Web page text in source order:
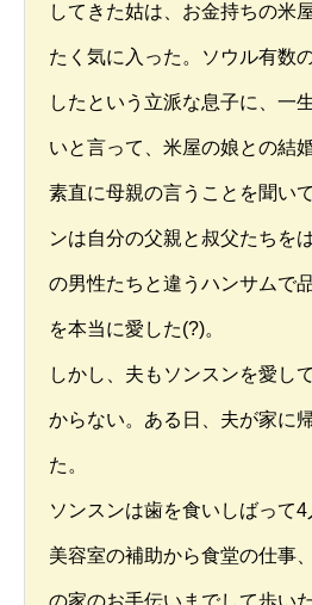
してきた姑は、お金持ちの米
たく気に入った。ソウル有数
したという立派な息子に、一
いと言って、米屋の娘との結
素直に母親の言うことを聞い
ンは自分の父親と叔父たちを
の男性たちと違うハンサムで
を本当に愛した(?)。
しかし、夫もソンスンを愛し
からない。ある日、夫が家に
た。
ソンスンは歯を食いしばって4
美容室の補助から食堂の仕事